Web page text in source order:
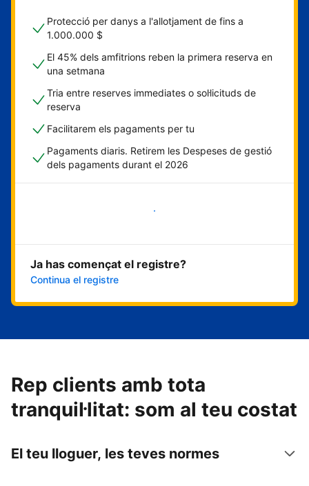
Protecció per danys a l'allotjament de fins a
1.000.000 $
El 45% dels amfitrions reben la primera reserva en
una setmana
Tria entre reserves immediates o sol·licituds de
reserva
Facilitarem els pagaments per tu
Pagaments diaris. Retirem les Despeses de gestió
dels pagaments durant el 2026
Comença ara
Ja has començat el registre?
Continua el registre
Rep clients amb tota
tranquil·litat: som al teu costat
El teu lloguer, les teves normes